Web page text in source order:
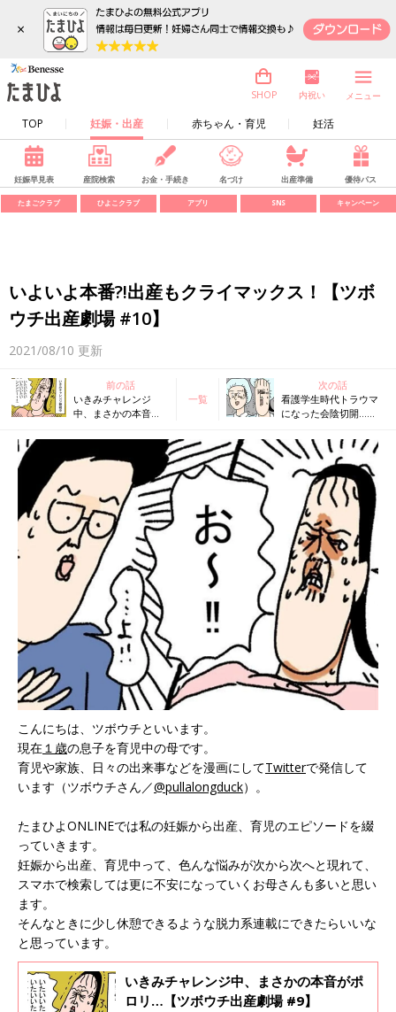
×
TOP 妊娠・出産 赤ちゃん・育児 妊活
SHOP 内祝い メニュー
妊娠早見表 産院検索 お金・手続き 名づけ 出産準備 優待パス
たまごクラブ ひよこクラブ アプリ SNS キャンペーン
いよいよ本番?!出産もクライマックス！【ツボ
ウチ出産劇場 #10】
2021/08/10 更新
前の話
いきみチャレンジ
中、まさかの本音が
出産劇場 #9】
一覧
次の話
看護学生時代トラウマ
になった会陰切開…実
劇場 #11】
こんにちは、ツボウチといいます。
現在１歳の息子を育児中の母です。
育児や家族、日々の出来事などを漫画にしてTwitterで発信して
います（ツボウチさん／@pullalongduck）。
たまひよONLINEでは私の妊娠から出産、育児のエピソードを綴
っていきます。
妊娠から出産、育児中って、色んな悩みが次から次へと現れて、
スマホで検索しては更に不安になっていくお母さんも多いと思い
ます。
そんなときに少し休憩できるような脱力系連載にできたらいいな
と思っています。
いきみチャレンジ中、まさかの本音がポ
ロリ…【ツボウチ出産劇場 #9】